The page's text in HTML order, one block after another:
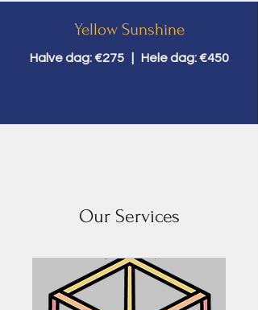
Yellow Sunshine
Halve dag: €275 | Hele dag: €450
Our Services